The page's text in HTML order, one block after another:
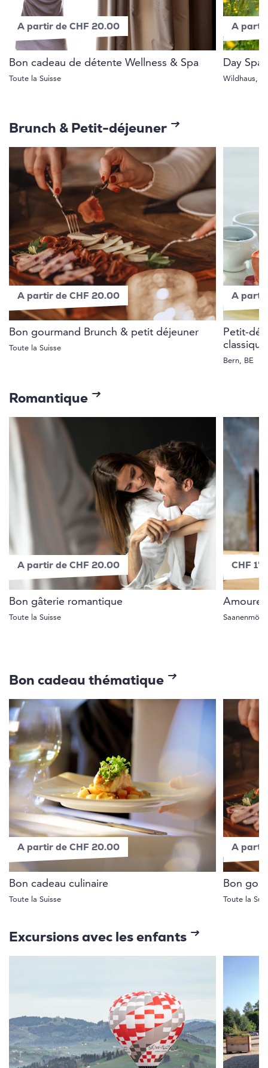
A partir de CHF 20.00
Bon cadeau de détente Wellness & Spa
Toute la Suisse
A partir
Day
Wildhaus,
Brunch & Petit-déjeuner
A partir de CHF 20.00
Bon gourmand Brunch & petit déjeuner
Toute la Suisse
A partir
Petit-
Bern, BE
Romantique
A partir de CHF 20.00
Bon gâterie romantique
Toute la Suisse
CHF
Bon cadeau thématique
A partir de CHF 20.00
Bon cadeau culinaire
Toute la Suisse
A partir
Bon
Toute la
Excursions avec les enfants